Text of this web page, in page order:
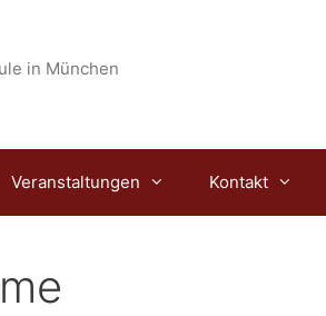
in München
Veranstaltungen Kontakt